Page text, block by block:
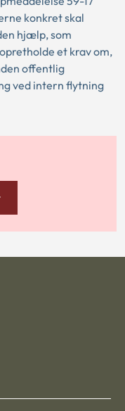
konkret skal
hjælp, som
et krav om,
offentlig
ved intern flytning